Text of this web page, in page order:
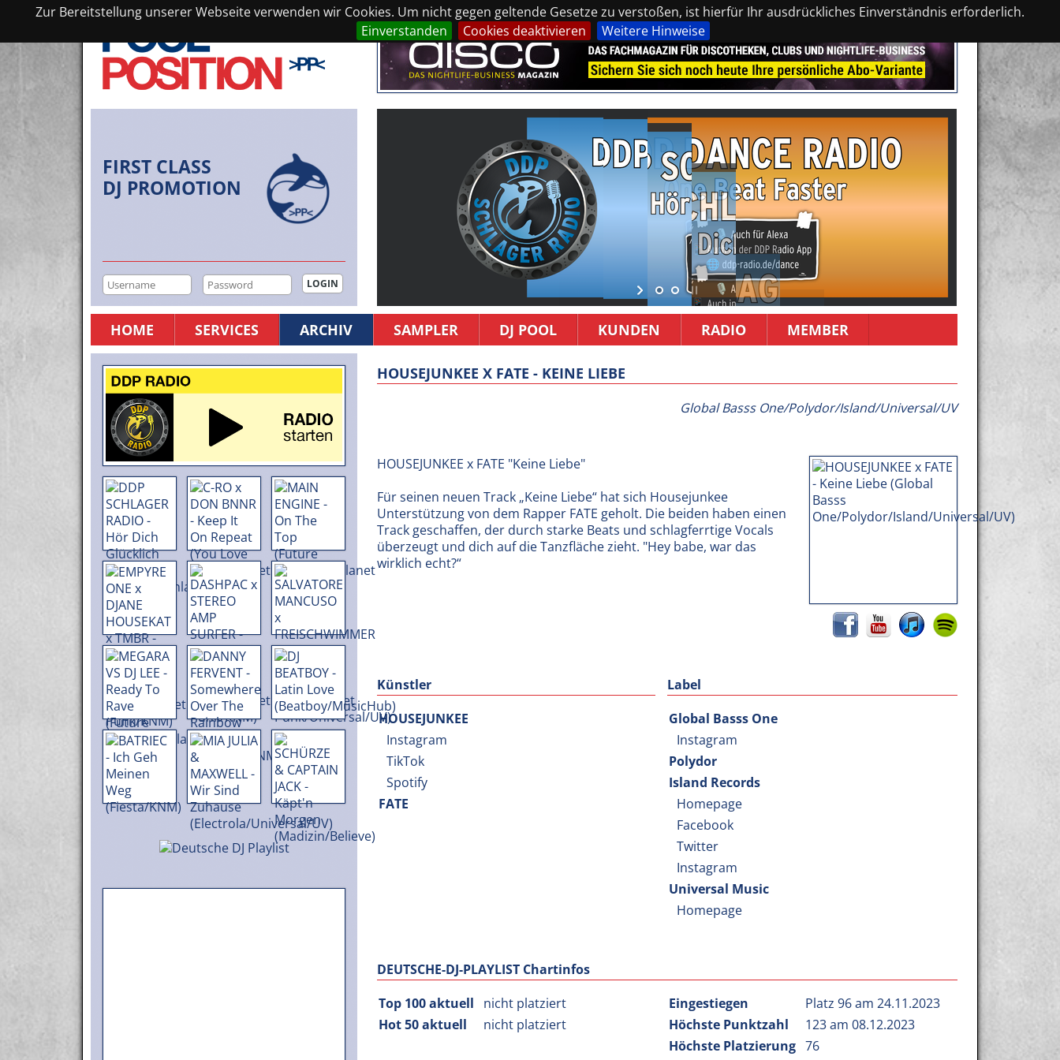
Zur Bereitstellung unserer Webseite verwenden wir Cookies. Um nicht gegen geltende Gesetze zu verstoßen, ist hierfür Ihr ausdrückliches Einverständnis erforderlich.
Einverstanden
Cookies deaktivieren Weitere Hinweise
FIRST CLASS
DJ PROMOTION
HOME SERVICES ARCHIV SAMPLER DJ POOL KUNDEN RADIO MEMBER
HOUSEJUNKEE X FATE - KEINE LIEBE
Global Basss One/Polydor/Island/Universal/UV
HOUSEJUNKEE x FATE "Keine Liebe"
Für seinen neuen Track „Keine Liebe“ hat sich Housejunkee
Unterstützung von dem Rapper FATE geholt. Die beiden haben einen
Track geschaffen, der durch starke Beats und schlagferrtige Vocals
überzeugt und dich auf die Tanzfläche zieht. "Hey babe, war das
wirklich echt?“
Künstler
HOUSEJUNKEE
Instagram
TikTok
Spotify
FATE
Label
Global Basss One
Instagram
Polydor
Island Records
Homepage
Facebook
Twitter
Instagram
Universal Music
Homepage
DEUTSCHE-DJ-PLAYLIST Chartinfos
Top 100 aktuell
nicht platziert
Hot 50 aktuell
nicht platziert
Eingestiegen
Platz 96 am 24.11.2023
Höchste Punktzahl
123 am 08.12.2023
Höchste Platzierung 76